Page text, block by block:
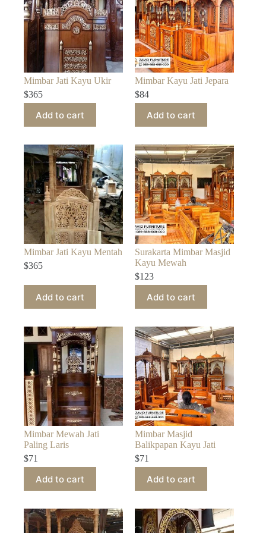
Mimbar Jati Kayu Ukir
$365
Add to cart
Mimbar Kayu Jati Jepara
$84
Add to cart
Mimbar Jati Kayu Mentah
$365
Add to cart
Surakarta Mimbar Masjid
Kayu Mewah
$123
Add to cart
Mimbar Mewah Jati
Paling Laris
$71
Add to cart
Mimbar Masjid
Balikpapan Kayu Jati
$71
Add to cart